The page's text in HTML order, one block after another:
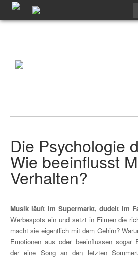
Die Psychologie
Wie beeinflusst
Verhalten?
Musik läuft im Supermarkt, dudelt im
Werbespots ein und setzt in Filmen die
macht sie eigentlich mit dem Gehirn?
Emotionen aus oder beeinflussen sogar
der eine Song an den letzten